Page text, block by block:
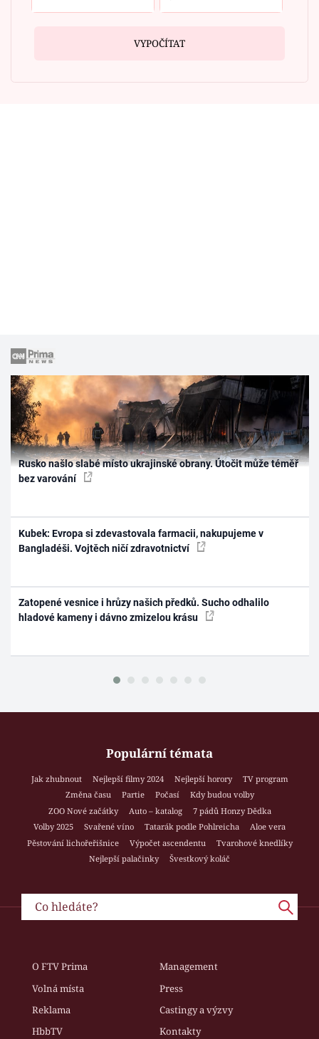
VYPOČÍTAT
Rusko našlo slabé místo ukrajinské obrany. Útočit může téměř
bez varování
Kubek: Evropa si zdevastovala farmacii, nakupujeme v
Bangladéši. Vojtěch ničí zdravotnictví
Zatopené vesnice i hrůzy našich předků. Sucho odhalilo
hladové kameny i dávno zmizelou krásu
Populární témata
Jak zhubnout Nejlepší filmy 2024 Nejlepší horory
TV program
Změna času
Partie Počasí
Kdy budou volby
ZOO Nové začátky
Auto – katalog
7 pádů Honzy Dědka
Volby 2025
Svařené víno Tatarák podle Pohlreicha
Aloe vera
Pěstování lichořeřišnice
Výpočet ascendentu
Tvarohové knedlíky
Nejlepší palačinky
Švestkový koláč
O FTV Prima
Management
Volná místa
Press
Reklama
Castingy a výzvy
HbbTV
Kontakty